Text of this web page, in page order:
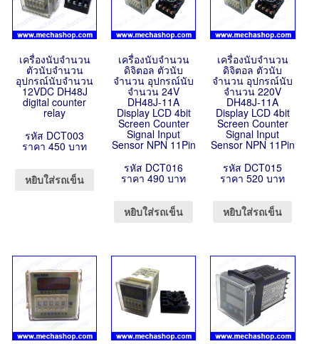
เครื่องนับจำนวน
ตัวนับจำนวน
อุปกรณ์นับจำนวน
12VDC DH48J
digital counter
relay
รหัส DCT003
ราคา 450 บาท
หยิบใส่รถเข็น
เครื่องนับจำนวน
ดิจิตอล ตัวนับ
จำนวน อุปกรณ์นับ
จำนวน 24V
DH48J-11A
Display LCD 4bit
Screen Counter
Signal Input
Sensor NPN 11Pin
รหัส DCT016
ราคา 490 บาท
หยิบใส่รถเข็น
เครื่องนับจำนวน
ดิจิตอล ตัวนับ
จำนวน อุปกรณ์นับ
จำนวน 220V
DH48J-11A
Display LCD 4bit
Screen Counter
Signal Input
Sensor NPN 11Pin
รหัส DCT015
ราคา 520 บาท
หยิบใส่รถเข็น